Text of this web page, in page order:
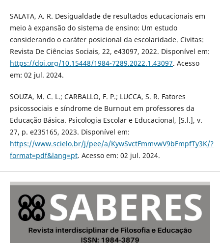
SALATA, A. R. Desigualdade de resultados educacionais em
meio à expansão do sistema de ensino: Um estudo
considerando o caráter posicional da escolaridade. Civitas:
Revista De Ciências Sociais, 22, e43097, 2022. Disponível em:
https://doi.org/10.15448/1984-7289.2022.1.43097. Acesso
em: 02 jul. 2024.
SOUZA, M. C. L.; CARBALLO, F. P.; LUCCA, S. R. Fatores
psicossociais e síndrome de Burnout em professores da
Educação Básica. Psicologia Escolar e Educacional, [S.l.], v.
27, p. e235165, 2023. Disponível em:
https://www.scielo.br/j/pee/a/KywSvctFmmvwV9bFmpfTy3K/?
format=pdf&lang=pt. Acesso em: 02 jul. 2024.